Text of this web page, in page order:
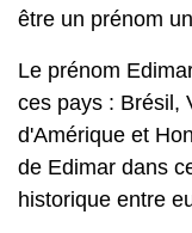
être un prénom
Le prénom
ces pays : Brésil,
d'Amérique et
de Edimar dans
historique entre